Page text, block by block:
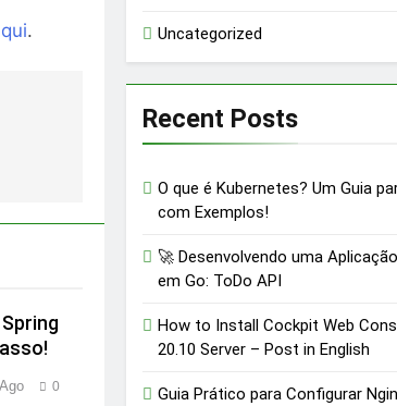
.
0
Uncategorized
Recent Posts
O que é Kubernetes? Um Guia
com Exemplos!
🚀 Desenvolvendo uma
em Go: ToDo API
How to Install Cockpit Web
20.10 Server – Post in English
Guia Prático para Configurar